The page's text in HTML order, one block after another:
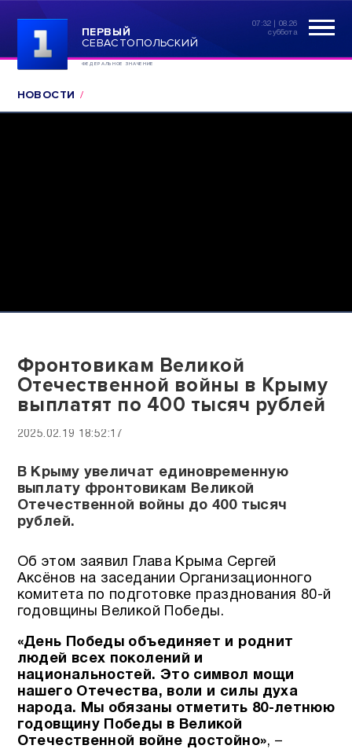
ПЕРВЫЙ
СЕВАСТОПОЛЬСКИЙ
ФЕДЕРАЛЬНОЕ ЗНАЧЕНИЕ
07:32 | 08.26
суббота
НОВОСТИ
Фронтовикам Великой
Отечественной войны в Крыму
выплатят по 400 тысяч рублей
2025.02.19 18:52:17
В Крыму увеличат единовременную
выплату фронтовикам Великой
Отечественной войны до 400 тысяч
рублей.
Об этом заявил Глава Крыма Сергей
Аксёнов на заседании Организационного
комитета по подготовке празднования 80-й
годовщины Великой Победы.
«День Победы объединяет и роднит
людей всех поколений и
национальностей. Это символ мощи
нашего Отечества, воли и силы духа
народа. Мы обязаны отметить 80-летнюю
годовщину Победы в Великой
Отечественной войне достойно», –